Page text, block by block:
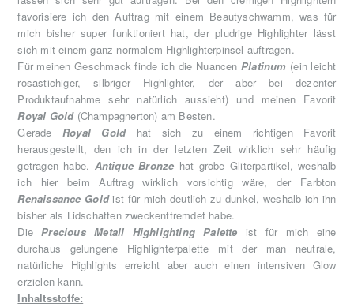
favorisiere ich den Auftrag mit einem Beautyschwamm, was für
mich bisher super funktioniert hat, der pludrige Highlighter lässt
sich mit einem ganz normalem Highlighterpinsel auftragen.
Für meinen Geschmack finde ich die NuancenPlatinum (ein leicht
rosastichiger, silbriger Highlighter, der aber bei dezenter
Produktaufnahme sehr natürlich aussieht) und meinen Favorit
Royal Gold(Champagnerton) am Besten.
Gerade Royal Goldhat sich zu einem richtigen Favorit
herausgestellt, den ich in der letzten Zeit wirklich sehr häufig
getragen habe. Antique Bronze hat grobe Gliterpartikel, weshalb
ich hier beim Auftrag wirklich vorsichtig wäre, der Farbton
Renaissance Goldist für mich deutlich zu dunkel, weshalb ich ihn
bisher als Lidschatten zweckentfremdet habe.
DiePrecious Metall Highlighting Palette ist für mich eine
durchaus gelungene Highlighterpalette mit der man neutrale,
natürliche Highlights erreicht aber auch einen intensiven Glow
erzielen kann.
Inhaltsstoffe: